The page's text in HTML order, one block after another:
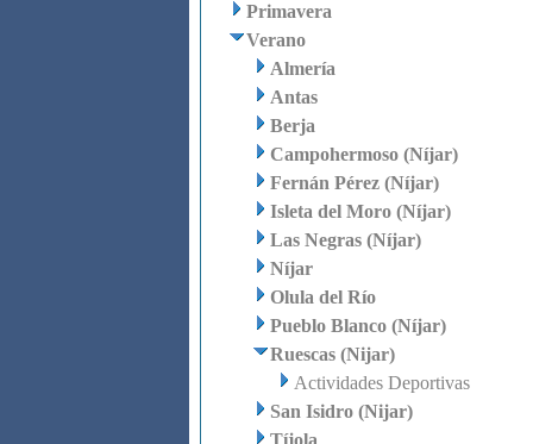
Primavera
Verano
Almería
Antas
Berja
Campohermoso (Níjar)
Fernán Pérez (Níjar)
Isleta del Moro (Níjar)
Las Negras (Níjar)
Níjar
Olula del Río
Pueblo Blanco (Níjar)
Ruescas (Nijar)
Actividades Deportivas
San Isidro (Nijar)
Tíjola